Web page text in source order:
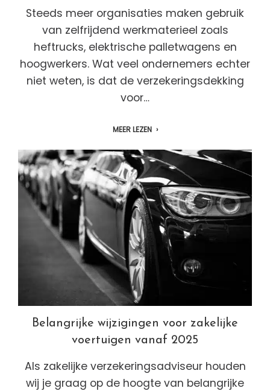
Steeds meer organisaties maken gebruik
van zelfrijdend werkmaterieel zoals
heftrucks, elektrische palletwagens en
hoogwerkers. Wat veel ondernemers echter
niet weten, is dat de verzekeringsdekking
voor…
MEER LEZEN
Belangrijke wijzigingen voor zakelijke
voertuigen vanaf 2025
Als zakelijke verzekeringsadviseur houden
wij je graag op de hoogte van belangrijke